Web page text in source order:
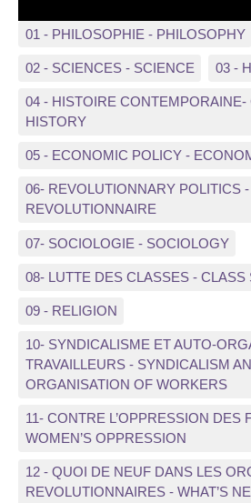
01 - PHILOSOPHIE - PHILOSOPHY
02 - SCIENCES - SCIENCE 03 -
04 - HISTOIRE
HISTORY
05 - ECONOMIC POLICY -
06- REVOLUTIONNARY POLITICS
REVOLUTIONNAIRE
07- SOCIOLOGIE - SOCIOLOGY
08- LUTTE DES CLASSES - CLASS
09 - RELIGION
10- SYNDICALISME ET AUTO-
TRAVAILLEURS - SYNDICALISM
ORGANISATION OF WORKERS
11- CONTRE L’OPPRESSION DES
WOMEN’S OPPRESSION
12 - QUOI DE NEUF DANS LES
REVOLUTIONNAIRES - WHAT’S